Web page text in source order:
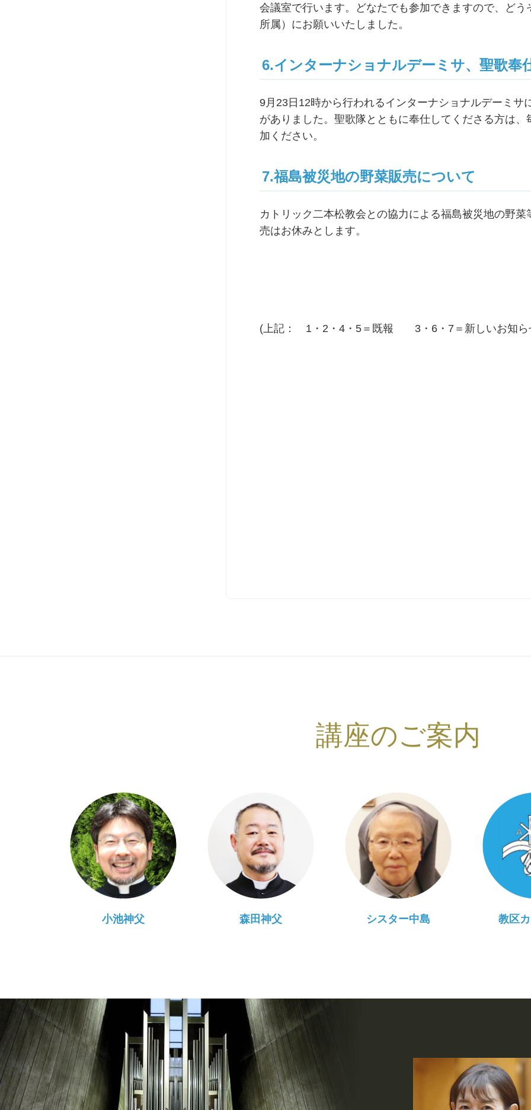
会議室で行います。どなたでも参加できますので、ど
所属）にお願いいたしました。
6.インターナショナルデーミサ、聖歌奉
9月23日12時から行われるインターナショナルデーミサ
がありました。聖歌隊とともに奉仕してくださる方は
加ください。
7.福島被災地の野菜販売について
カトリック二本松教会との協力による福島被災地の野
売はお休みとします。
(上記： 1・2・4・5＝既報 3・6・7＝新しいお知ら
講座のご案内
小池神父 森田神父 シスター中島 教区